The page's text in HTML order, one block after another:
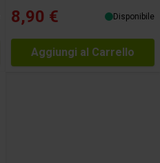
8,90 € Disponibile
Aggiungi al Carrello